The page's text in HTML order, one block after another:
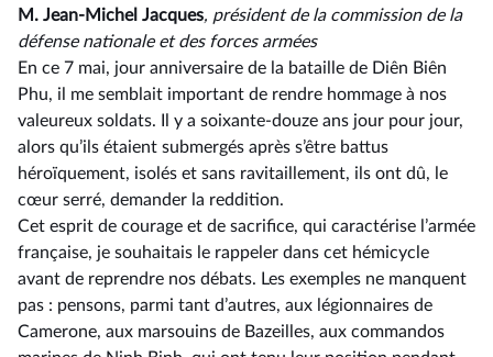
M. Jean-Michel Jacques, président de la commission de la
défense nationale et des forces armées
En ce 7 mai, jour anniversaire de la bataille de Diên Biên
Phu, il me semblait important de rendre hommage à nos
valeureux soldats. Il y a soixante-douze ans jour pour jour,
alors qu’ils étaient submergés après s’être battus
héroïquement, isolés et sans ravitaillement, ils ont dû, le
cœur serré, demander la reddition.
Cet esprit de courage et de sacrifice, qui caractérise l’armée
française, je souhaitais le rappeler dans cet hémicycle
avant de reprendre nos débats. Les exemples ne manquent
pas : pensons, parmi tant d’autres, aux légionnaires de
Camerone, aux marsouins de Bazeilles, aux commandos